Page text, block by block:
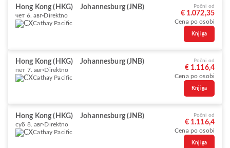
Hong Kong (HKG) Johannesburg (JNB)
чет 6. авг Direktno
Cathay Pacific
Počni od
€ 1.072,35
Cena po osobi
Knjiga
Hong Kong (HKG) Johannesburg (JNB)
пет 7. авг Direktno
Cathay Pacific
Počni od
€ 1.116,4
Cena po osobi
Knjiga
Hong Kong (HKG) Johannesburg (JNB)
суб 8. авг Direktno
Cathay Pacific
Počni od
€ 1.116,4
Cena po osobi
Knjiga